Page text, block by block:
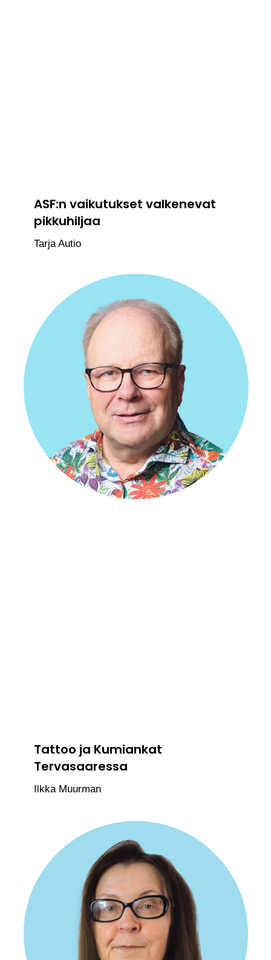
ASF:n vaikutukset valkenevat
pikkuhiljaa
Tarja Autio
Tattoo ja Kumiankat
Tervasaaressa
Ilkka Muurman